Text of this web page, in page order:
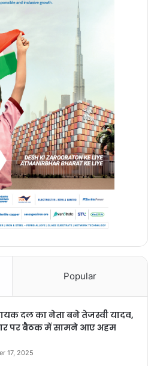
Popular
दल का नेता बने तेजस्वी यादव,
पर बैठक में सामने आए अहम
17, 2025